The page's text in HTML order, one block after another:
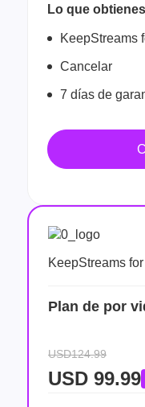
Lo que
KeepStreams
Cancelar
7 días de
KeepStreams
Plan de por
USD124.99
USD 99.99